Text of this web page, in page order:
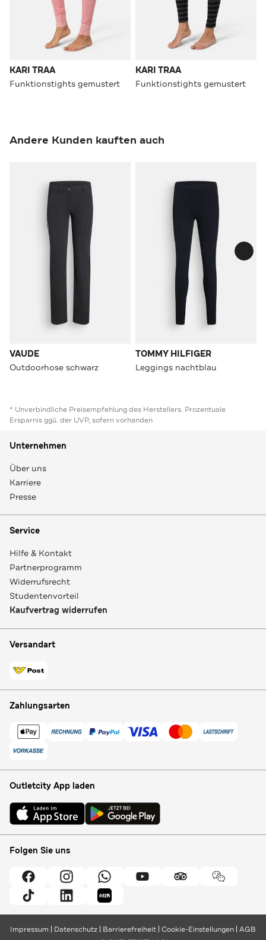
KARI TRAA
Funktionstights gemustert
KARI TRAA
Funktionstights gemustert
Andere Kunden kauften auch
VAUDE
Outdoorhose schwarz
TOMMY HILFIGER
Leggings nachtblau
* Unverbindliche Preisempfehlung des Herstellers. Prozentuale
Ersparnis ggü. der UVP, sofern vorhanden
Unternehmen
Über uns
Karriere
Presse
Service
Hilfe & Kontakt
Partnerprogramm
Widerrufsrecht
Studentenvorteil
Kaufvertrag widerrufen
Versandart
Zahlungsarten
Outletcity App laden
Folgen Sie uns
Impressum Datenschutz Barrierefreiheit Cookie-Einstellungen AGB